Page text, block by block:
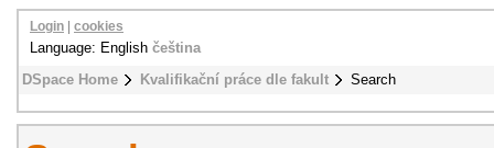
DSpace Home Kvalifikační práce dle fakult Search
Login cookies
Language: English čeština